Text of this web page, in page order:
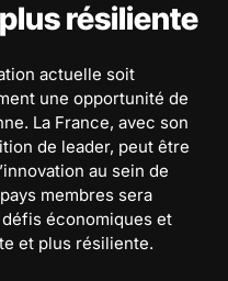
résiliente
actuelle soit
une opportunité de
La France, avec son
de leader, peut être
au sein de
membres sera
économiques et
et plus résiliente.